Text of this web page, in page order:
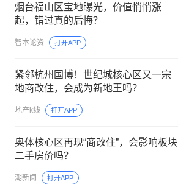
烟台福山区宝地曝光，价值悄悄涨
起，错过真的后悔？
智本论资 打开APP
紧邻杭州国博！世纪城核心区又一宗
地商改住，会成为新地王吗？
地产k线 打开APP
奥体核心区再现“商改住”，会影响板块
二手房价吗？
潮新闻 打开APP